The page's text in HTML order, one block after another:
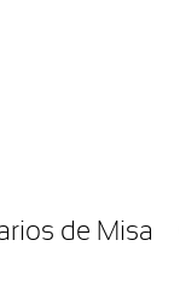
de Misa